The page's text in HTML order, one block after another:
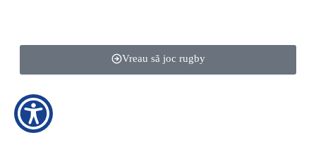
Vreau să joc rugby